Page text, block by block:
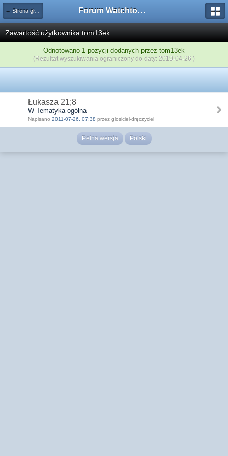
← Strona główna Forum Watchtower
Zawartość użytkownika tom13ek
Odnotowano 1 pozycji dodanych przez tom13ek
(Rezultat wyszukiwania ograniczony do daty: 2019-04-26 )
Łukasza 21;8
W Tematyka ogólna
Napisano 2011-07-26, 07:38 przez głosiciel-dręczyciel
Pełna wersja Polski